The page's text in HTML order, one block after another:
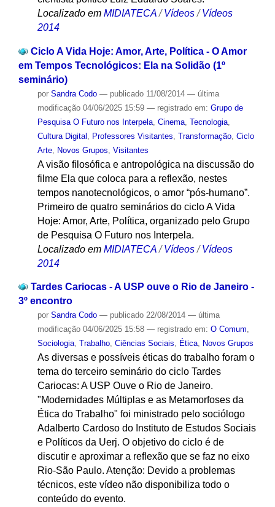
Localizado em MIDIATECA /Vídeos /Vídeos
2014
Ciclo A Vida Hoje: Amor, Arte, Política - O Amor
em Tempos Tecnológicos: Ela na Solidão (1º
seminário)
por Sandra Codo — publicado11/08/2014 — última
modificação04/06/2025 15:59 — registrado em: Grupo de
Pesquisa O Futuro nos Interpela, Cinema, Tecnologia,
Cultura Digital
Professores Visitantes Transformação, Ciclo
Arte, Novos Grupos Visitantes
A visão filosófica e antropológica na discussão do
filme Ela que coloca para a reflexão, nestes
tempos nanotecnológicos, o amor “pós-humano”.
Primeiro de quatro seminários do ciclo A Vida
Hoje: Amor, Arte, Política, organizado pelo Grupo
de Pesquisa O Futuro nos Interpela.
Localizado em MIDIATECA /Vídeos /Vídeos
2014
Tardes Cariocas - A USP ouve o Rio de Janeiro -
3º encontro
por Sandra Codo — publicado22/08/2014 — última
modificação04/06/2025 15:58 — registrado em: O Comum,
Sociologia, Trabalho, Ciências Sociais, Ética, Novos Grupos
As diversas e possíveis éticas do trabalho foram o
tema do terceiro seminário do ciclo Tardes
Cariocas: A USP Ouve o Rio de Janeiro.
"Modernidades Múltiplas e as Metamorfoses da
Ética do Trabalho" foi ministrado pelo sociólogo
Adalberto Cardoso do Instituto de Estudos Sociais
e Políticos da Uerj. O objetivo do ciclo é de
discutir e aproximar a reflexão que se faz no eixo
Rio-São Paulo. Atenção: Devido a problemas
técnicos, este vídeo não disponibiliza todo o
conteúdo do evento.